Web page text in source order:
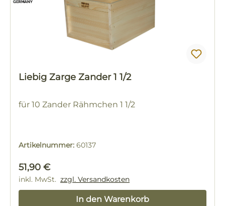
Liebig Zarge Zander 1 1/2
für 10 Zander Rähmchen 1 1/2
Artikelnummer: 60137
Regulärer Preis:
51,90 €
inkl. MwSt. zzgl. Versandkosten
In den Warenkorb